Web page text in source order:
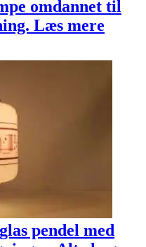
omdannet til
Læs mere
pendel med